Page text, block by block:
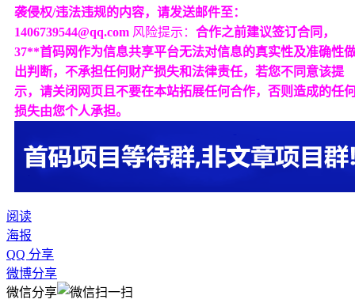
袭侵权/违法违规的内容，请发送邮件至：
1406739544@qq.com 风险提示： 合作之前建议签订合同，
37**首码网作为信息共享平台无法对信息的真实性及准确性
出判断，不承担任何财产损失和法律责任，若您不同意该提
示，请关闭网页且不要在本站拓展任何合作，否则造成的任
损失由您个人承担。
阅读
海报
QQ 分享
微博分享
微信分享